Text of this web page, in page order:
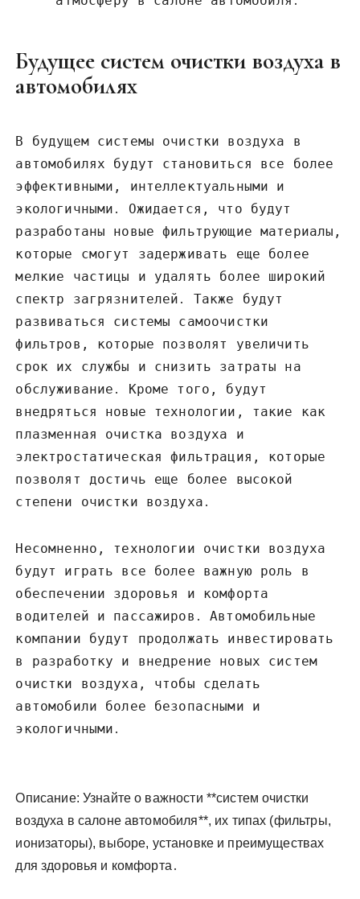
Будущее систем очистки воздуха в
автомобилях
В будущем системы очистки воздуха в
автомобилях будут становиться все более
эффективными, интеллектуальными и
экологичными․ Ожидается, что будут
разработаны новые фильтрующие материалы,
которые смогут задерживать еще более
мелкие частицы и удалять более широкий
спектр загрязнителей․ Также будут
развиваться системы самоочистки
фильтров, которые позволят увеличить
срок их службы и снизить затраты на
обслуживание․ Кроме того, будут
внедряться новые технологии, такие как
плазменная очистка воздуха и
электростатическая фильтрация, которые
позволят достичь еще более высокой
степени очистки воздуха․
Несомненно, технологии очистки воздуха
будут играть все более важную роль в
обеспечении здоровья и комфорта
водителей и пассажиров․ Автомобильные
компании будут продолжать инвестировать
в разработку и внедрение новых систем
очистки воздуха, чтобы сделать
автомобили более безопасными и
экологичными․
Описание: Узнайте о важности **систем очистки
воздуха в салоне автомобиля**, их типах (фильтры,
ионизаторы), выборе, установке и преимуществах
для здоровья и комфорта․